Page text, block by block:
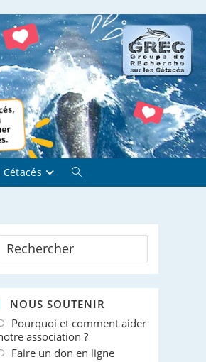
Toggle
search
NOUS SOUTENIR
Pourquoi et comment aider
association ?
Faire un don en ligne